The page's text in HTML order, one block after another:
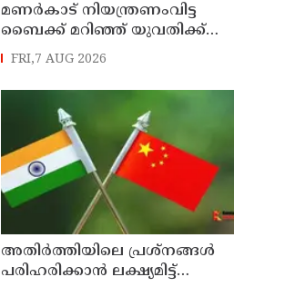
മണർകാട് നിയന്ത്രണംവിട്ട
ബൈക്ക് മറിഞ്ഞ് യുവതിക്ക്
ദാരുണാന്ത്യം
FRI,7 AUG 2026
അതിർത്തിയിലെ പ്രശ്നങ്ങൾ
പരിഹരിക്കാൻ ലക്ഷ്യമിട്ട്